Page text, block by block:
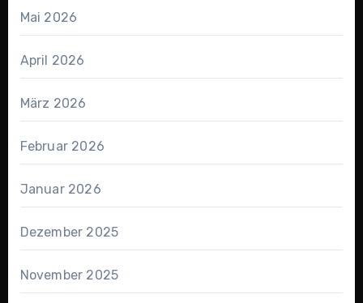
Mai 2026
April 2026
März 2026
Februar 2026
Januar 2026
Dezember 2025
November 2025